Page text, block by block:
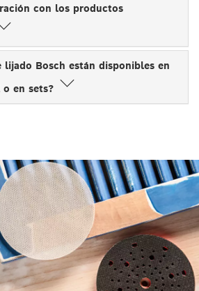
con los productos
lijado Bosch están disponibles en
en sets?